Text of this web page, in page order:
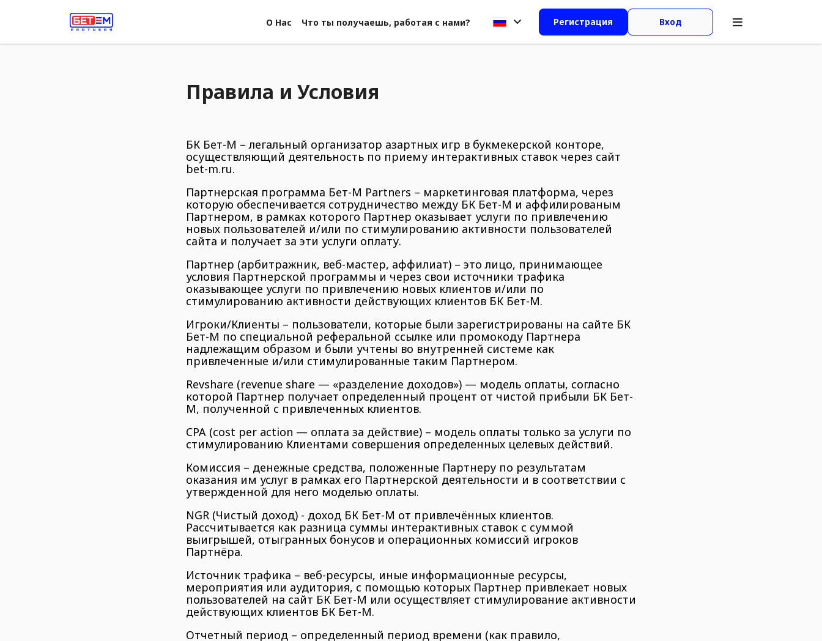
О Нас Что ты получаешь, работая с нами? Регистрация Вход
Правила и Условия
БК Бет-М – легальный организатор азартных игр в букмекерской конторе,
осуществляющий деятельность по приему интерактивных ставок через сайт
bet-m.ru.
Партнерская программа Бет-М Partners – маркетинговая платформа, через
которую обеспечивается сотрудничество между БК Бет-М и аффилированым
Партнером, в рамках которого Партнер оказывает услуги по привлечению
новых пользователей и/или по стимулированию активности пользователей
сайта и получает за эти услуги оплату.
Партнер (арбитражник, веб-мастер, аффилиат) – это лицо, принимающее
условия Партнерской программы и через свои источники трафика
оказывающее услуги по привлечению новых клиентов и/или по
стимулированию активности действующих клиентов БК Бет-М.
Игроки/Клиенты – пользователи, которые были зарегистрированы на сайте БК
Бет-М по специальной реферальной ссылке или промокоду Партнера
надлежащим образом и были учтены во внутренней системе как
привлеченные и/или стимулированные таким Партнером.
Revshare (revenue share — «разделение доходов») — модель оплаты, согласно
которой Партнер получает определенный процент от чистой прибыли БК Бет-
М, полученной с привлеченных клиентов.
CPA (cost per action — оплата за действие) – модель оплаты только за услуги по
стимулированию Клиентами совершения определенных целевых действий.
Комиссия – денежные средства, положенные Партнеру по результатам
оказания им услуг в рамках его Партнерской деятельности и в соответствии с
утвержденной для него моделью оплаты.
NGR (Чистый доход) - доход БК Бет-М от привлечённых клиентов.
Рассчитывается как разница суммы интерактивных ставок с суммой
выигрышей, отыгранных бонусов и операционных комиссий игроков
Партнёра.
Источник трафика – веб-ресурсы, иные информационные ресурсы,
мероприятия или аудитория, с помощью которых Партнер привлекает новых
пользователей на сайт БК Бет-М или осуществляет стимулирование активности
действующих клиентов БК Бет-М.
Отчетный период – определенный период времени (как правило,